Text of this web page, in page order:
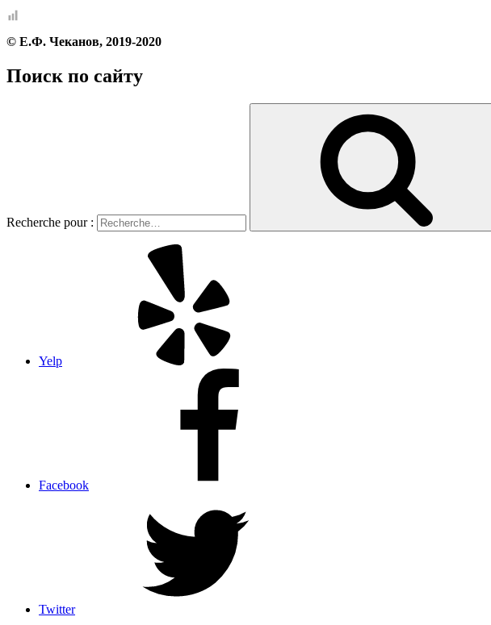
© Е.Ф. Чеканов, 2019-2020
Поиск по сайту
Recherche pour :
Yelp
Facebook
Twitter